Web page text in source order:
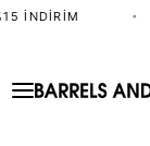
İNDIRIM